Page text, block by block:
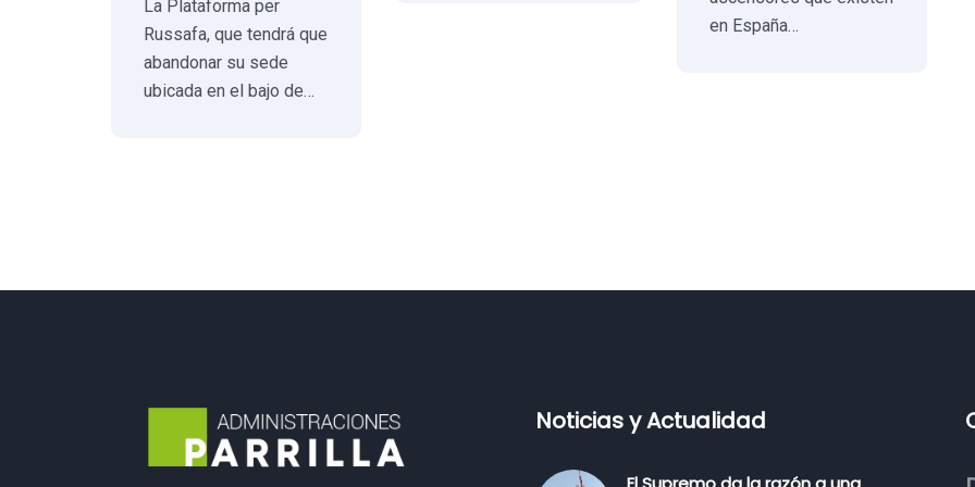
La Plataforma per
Russafa, que tendrá que
abandonar su sede
ubicada en el bajo de…
en España…
Noticias y Actualidad